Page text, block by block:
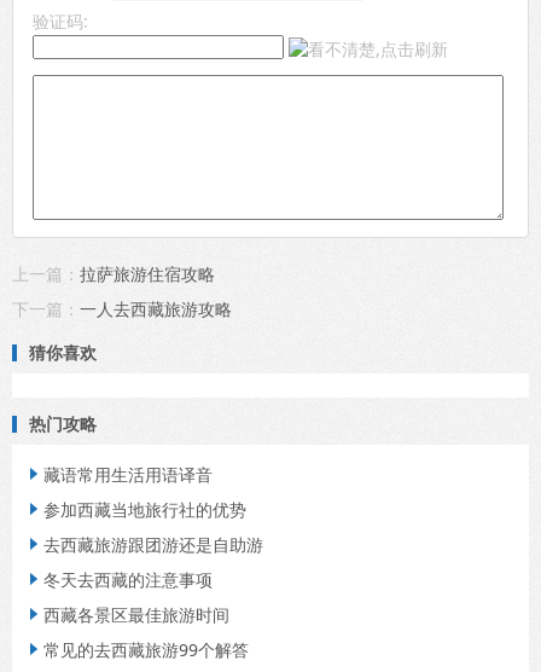
验证码:
上一篇： 拉萨旅游住宿攻略
下一篇： 一人去西藏旅游攻略
猜你喜欢
热门攻略
 藏语常用生活用语译音
 参加西藏当地旅行社的优势
 去西藏旅游跟团游还是自助游
 冬天去西藏的注意事项
 西藏各景区最佳旅游时间
 常见的去西藏旅游99个解答